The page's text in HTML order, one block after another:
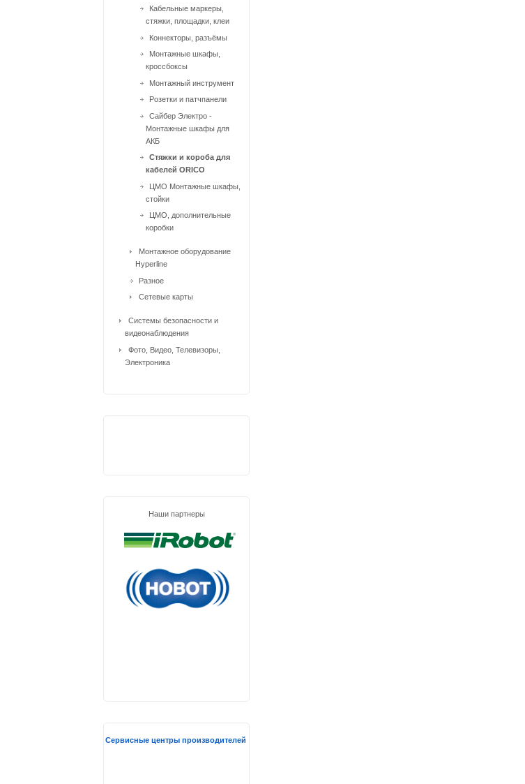
Кабельные маркеры,
стяжки, площадки, клеи
Коннекторы, разъёмы
Монтажные шкафы,
кроссбоксы
Монтажный инcтрумент
Розетки и патчпанели
Сайбер Электро -
Монтажные шкафы для
АКБ
Стяжки и короба для
кабелей ORICO
ЦМО Монтажные шкафы,
стойки
ЦМО, дополнительные
коробки
Монтажное оборудование
Hyperline
Разное
Сетевые карты
Системы безопасности и
видеонаблюдения
Фото, Видео, Телевизоры,
Электроника
Наши партнеры
Сервисные центры производителей